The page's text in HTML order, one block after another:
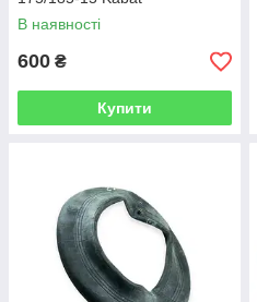
В наявності
600 ₴
Купити